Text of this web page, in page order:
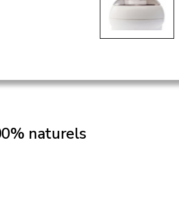
naturels